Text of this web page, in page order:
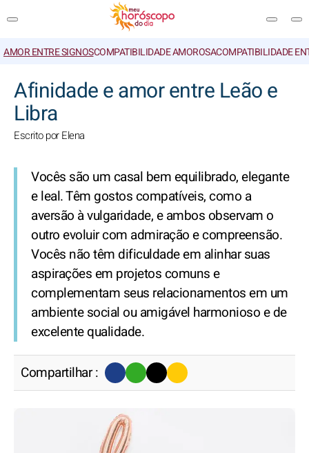
AMOR ENTRE SIGNOSCOMPATIBILIDADE AMOROSACOMPATIBILIDADE
Afinidade e amor entre Leão e
Libra
Escrito por Elena
Vocês são um casal bem equilibrado, elegante
e leal. Têm gostos compatíveis, como a
aversão à vulgaridade, e ambos observam o
outro evoluir com admiração e compreensão.
Vocês não têm dificuldade em alinhar suas
aspirações em projetos comuns e
complementam seus relacionamentos em um
ambiente social ou amigável harmonioso e de
excelente qualidade.
Compartilhar :